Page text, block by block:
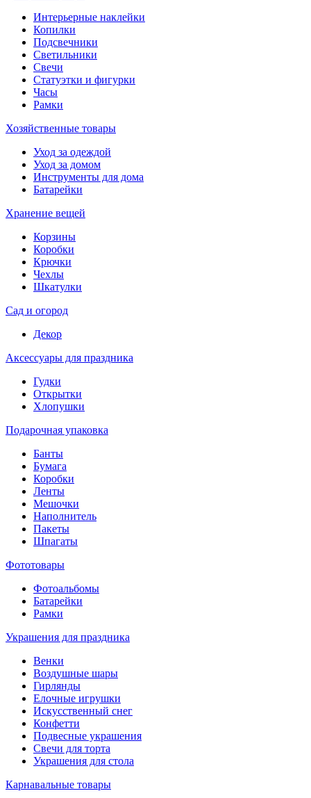
Интерьерные наклейки
Копилки
Подсвечники
Светильники
Свечи
Статуэтки и фигурки
Часы
Рамки
Хозяйственные товары
Уход за одеждой
Уход за домом
Инструменты для дома
Батарейки
Хранение вещей
Корзины
Коробки
Крючки
Чехлы
Шкатулки
Сад и огород
Декор
Аксессуары для праздника
Гудки
Открытки
Хлопушки
Подарочная упаковка
Банты
Бумага
Коробки
Ленты
Мешочки
Наполнитель
Пакеты
Шпагаты
Фототовары
Фотоальбомы
Батарейки
Рамки
Украшения для праздника
Венки
Воздушные шары
Гирлянды
Елочные игрушки
Искусственный снег
Конфетти
Подвесные украшения
Свечи для торта
Украшения для стола
Карнавальные товары